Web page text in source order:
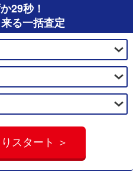
29秒！
る一括査定
スタート ＞